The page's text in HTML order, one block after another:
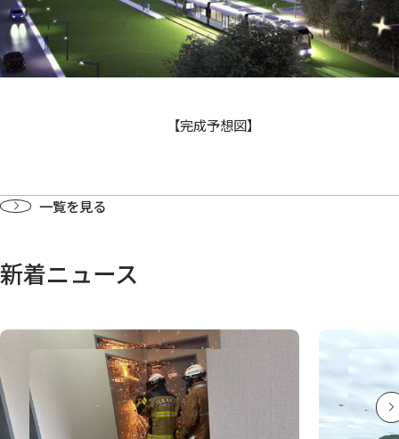
【完成予想図】
一覧を見る
新着ニュース